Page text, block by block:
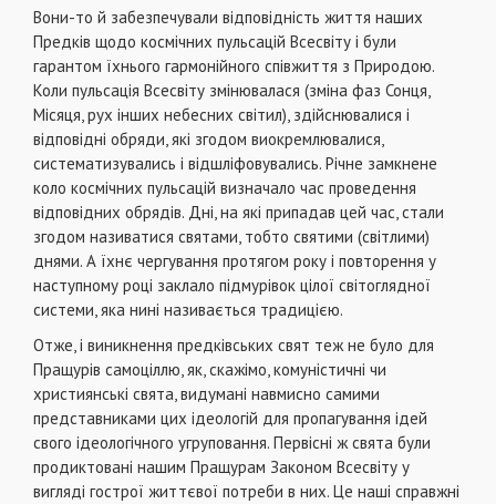
Вони-то й забезпечували відповідність життя наших
Предків щодо космічних пульсацій Всесвіту і були
гарантом їхнього гармонійного співжиття з Природою.
Коли пульсація Всесвіту змінювалася (зміна фаз Сонця,
Місяця, рух інших небесних світил), здійснювалися і
відповідні обряди, які згодом виокремлювалися,
систематизувались і відшліфовувались. Річне замкнене
коло космічних пульсацій визначало час проведення
відповідних обрядів. Дні, на які припадав цей час, стали
згодом називатися святами, тобто святими (світлими)
днями. А їхнє чергування протягом року і повторення у
наступному році заклало підмурівок цілої світоглядної
системи, яка нині називається традицією.
Отже, і виникнення предківських свят теж не було для
Пращурів самоціллю, як, скажімо, комуністичні чи
християнські свята, видумані навмисно самими
представниками цих ідеологій для пропагування ідей
свого ідеологічного угруповання. Первісні ж свята були
продиктовані нашим Пращурам Законом Всесвіту у
вигляді гострої життєвої потреби в них. Це наші справжні